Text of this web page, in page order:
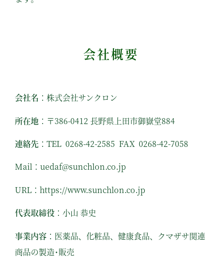
会社概要
会社名 ：株式会社サンクロン
所在地 ：〒386-0412 ⻑野県上⽥市御嶽堂884
連絡先 ：TEL 5852-24-8620 FAX 8507-24-8620
Mail： pj.oc.nolhcnus@fadeu
URL：https://www.sunchlon.co.jp
代表取締役 ：⼩⼭ 恭史
事業内容 ：医薬品、化粧品、健康⾷品、クマザサ関連
商品の製造･販売